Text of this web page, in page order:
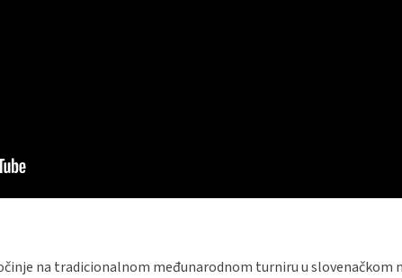
na tradicionalnom međunarodnom turniru u slovenačkom